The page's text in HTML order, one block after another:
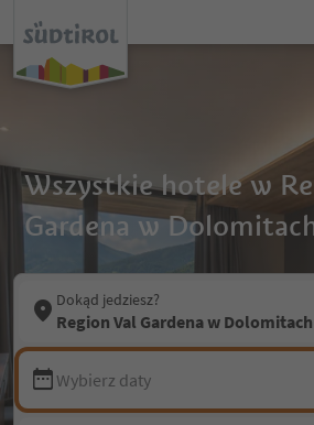
Wszystkie hotele w
Gardena w
Dokąd jedziesz?
Region Val Gardena w Dolomitach
Wybierz daty